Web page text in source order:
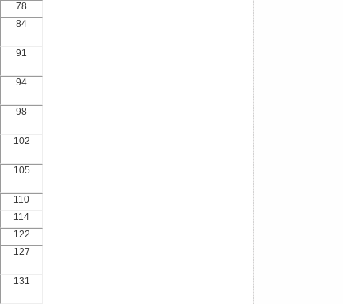
78
84
91
94
98
102
105
110
114
122
127
131